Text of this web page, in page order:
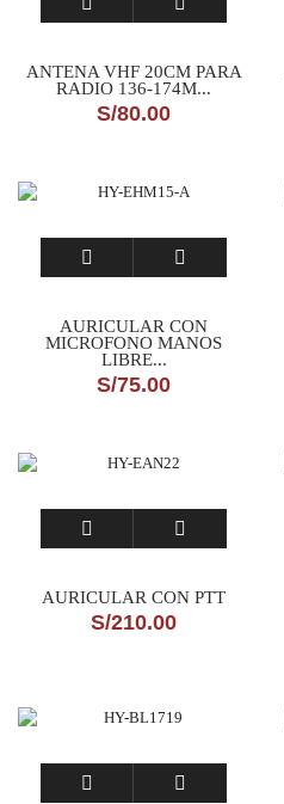
ANTENA VHF 20CM PARA
RADIO 136-174M...
S/80.00
AURICULAR CON
MICROFONO MANOS
LIBRE...
S/75.00
AURICULAR CON PTT
S/210.00